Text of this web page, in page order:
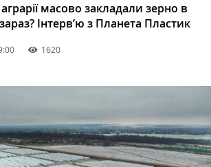
масово закладали зерно в
Інтерв’ю з Планета Пластик
1620